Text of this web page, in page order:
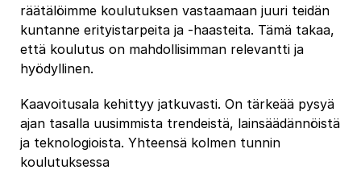
räätälöimme koulutuksen vastaamaan juuri teidän
kuntanne erityistarpeita ja -haasteita. Tämä takaa,
että koulutus on mahdollisimman relevantti ja
hyödyllinen.
Kaavoitusala kehittyy jatkuvasti. On tärkeää pysyä
ajan tasalla uusimmista trendeistä, lainsäädännöistä
ja teknologioista. Yhteensä kolmen tunnin
koulutuksessa